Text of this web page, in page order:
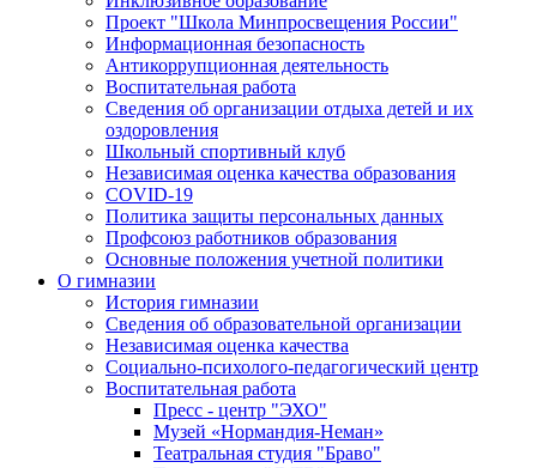
Проект "Школа Минпросвещения России"
Информационная безопасность
Антикоррупционная деятельность
Воспитательная работа
Сведения об организации отдыха детей и их
оздоровления
Школьный спортивный клуб
Независимая оценка качества образования
COVID-19
Политика защиты персональных данных
Профсоюз работников образования
Основные положения учетной политики
О гимназии
История гимназии
Сведения об образовательной организации
Независимая оценка качества
Социально-психолого-педагогический центр
Воспитательная работа
Пресс - центр "ЭХО"
Музей «Нормандия-Неман»
Театральная студия "Браво"